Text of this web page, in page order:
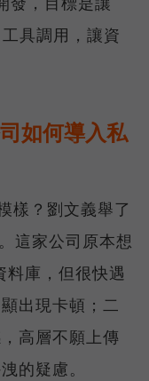
具調用，讓資
如何導入私
樣？劉文義舉了
這家公司原本想
庫，但很快遇
出現卡頓；二
高層不願上傳
的疑慮。